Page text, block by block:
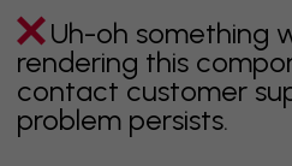
Uh-oh something
rendering this
contact customer
problem persists.